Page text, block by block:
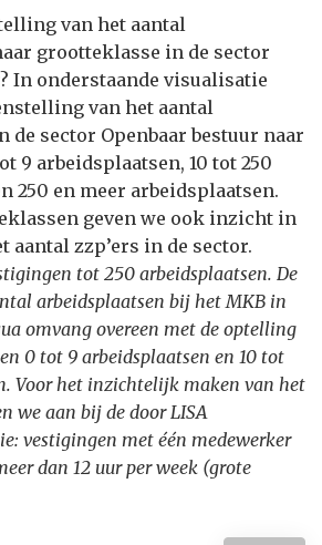
van het aantal
grootteklasse in de sector
In onderstaande visualisatie
van het aantal
de sector Openbaar bestuur naar
9 arbeidsplaatsen, 10 tot 250
250 en meer arbeidsplaatsen.
geven we ook inzicht in
aantal zzp’ers in de sector.
tot 250 arbeidsplaatsen. De
arbeidsplaatsen bij het MKB in
omvang overeen met de optelling
0 tot 9 arbeidsplaatsen en 10 tot
Voor het inzichtelijk maken van het
we aan bij de door LISA
vestigingen met één medewerker
dan 12 uur per week (grote